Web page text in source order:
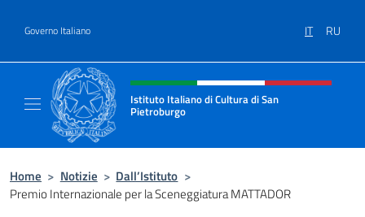
Governo Italiano IT RU
Intestazione sito, social e menù
Istituto Italiano di Cultura di San
Pietroburgo
Home > Notizie > Dall’Istituto >
Premio Internazionale per la Sceneggiatura MATTADOR